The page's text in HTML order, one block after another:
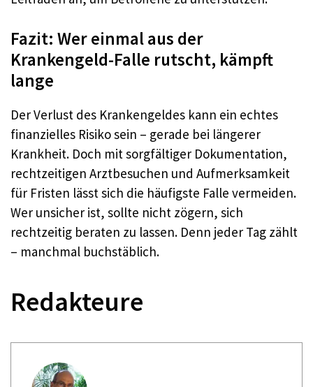
Fazit: Wer einmal aus der
Krankengeld-Falle rutscht, kämpft
lange
Der Verlust des Krankengeldes kann ein echtes
finanzielles Risiko sein – gerade bei längerer
Krankheit. Doch mit sorgfältiger Dokumentation,
rechtzeitigen Arztbesuchen und Aufmerksamkeit
für Fristen lässt sich die häufigste Falle vermeiden.
Wer unsicher ist, sollte nicht zögern, sich
rechtzeitig beraten zu lassen. Denn jeder Tag zählt
– manchmal buchstäblich.
Redakteure